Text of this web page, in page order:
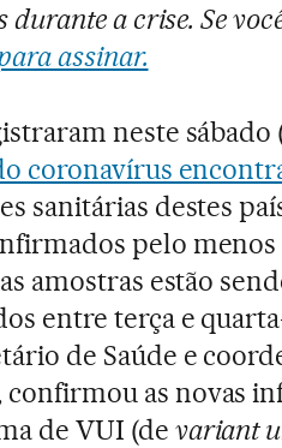
a crise. Se
assinar.
neste sábado
coronavírus
sanitárias destes
pelo menos
amostras estão
entre terça e
de Saúde e
confirmou as novas
de VUI (de variant